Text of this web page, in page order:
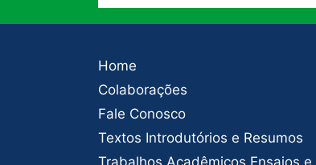
Home
Colaborações
Fale Conosco
Textos Introdutórios e Resumos